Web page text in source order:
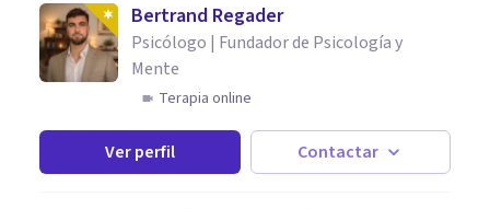
Bertrand Regader
Psicólogo | Fundador de Psicología y
Mente
Terapia online
Ver perfil Contactar